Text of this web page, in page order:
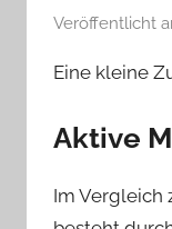
Veröffentlicht
Eine kleine
Aktive
Im Vergleich